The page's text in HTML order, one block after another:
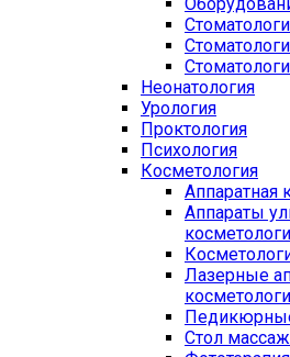
Неонатология
Урология
Проктология
Психология
Косметология
Аппаратная
Аппараты
Лазерные
Стол